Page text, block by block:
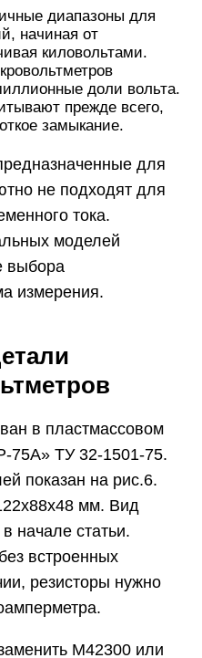
резисторы нужно
М42300 или
М4260. М2003-
шкалу,
можно
диапазонов,
Вольт.
П2К с
группами
параллельно. Перед
пластиковые
переключателя
металлические части
смазкой для
на
Ом от электронного
Е27 Т3», обозначен
аналогичный